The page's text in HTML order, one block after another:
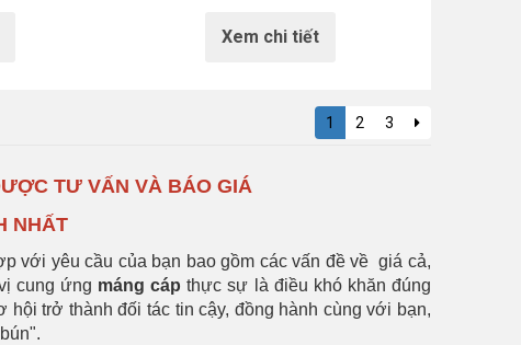
Xem chi tiết
1 2 3
TƯ VẤN VÀ BÁO GIÁ
NHẤT
với yêu cầu của bạn bao gồm các vấn đề về giá cả,
cung ứng máng cáp thực sự là điều khó khăn đúng
trở thành đối tác tin cậy, đồng hành cùng với bạn,